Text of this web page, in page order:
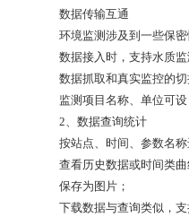
数据传输互通
环境监测涉及到一些保
数据接入时，支持水质
数据抓取和真实监控的
监测项目名称、单位可
2、数据查询统计
按站点、时间、参数名
查看历史数据或时间类
保存为图片；
下载数据与查询类似，